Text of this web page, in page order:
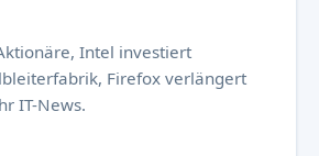
Intel investiert
Firefox verlängert
IT-News.